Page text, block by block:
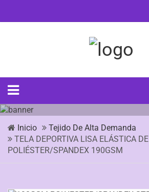
Inicio
Tejido De Alta Demanda
TELA DEPORTIVA LISA ELÁSTICA DE
POLIÉSTER/SPANDEX 190GSM